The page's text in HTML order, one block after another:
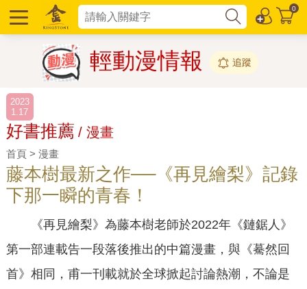
0
輕動漫情報 追蹤
2023
1.17
好書推薦 / 漫畫
首頁 > 漫畫
藤本樹最新之作──《再見繪梨》記錄
下那一瞬的青春！
《再見繪梨》為藤本樹老師於2022年《鏈鋸人》
第一部連載告一段落後推出的中篇漫畫，與《驀然回
首》相同，甫一刊載就於全球掀起討論熱潮，不論是